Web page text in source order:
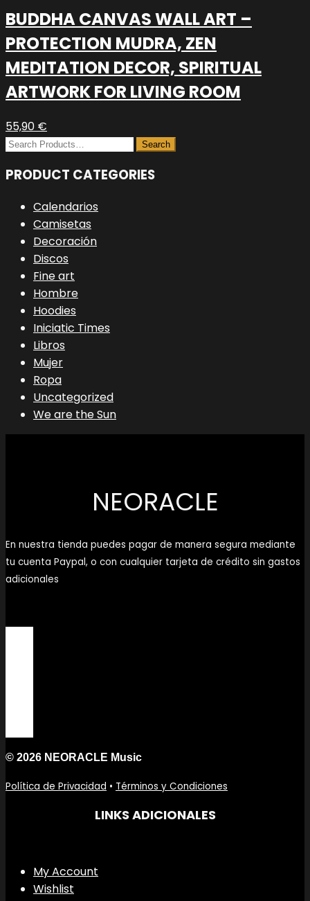
BUDDHA CANVAS WALL ART –
PROTECTION MUDRA, ZEN
MEDITATION DECOR, SPIRITUAL
ARTWORK FOR LIVING ROOM
55,90 €
PRODUCT CATEGORIES
Calendarios
Camisetas
Decoración
Discos
Fine art
Hombre
Hoodies
Iniciatic Times
Libros
Mujer
Ropa
Uncategorized
We are the Sun
NEORACLE
En nuestra tienda puedes pagar de manera segura mediante
tu cuenta Paypal, o con cualquier tarjeta de crédito sin gastos
adicionales
© 2026 NEORACLE Music
Política de Privacidad • Términos y Condiciones
LINKS ADICIONALES
My Account
Wishlist